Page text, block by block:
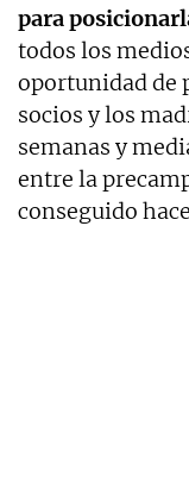
para
todos los
oportunidad de
socios y los
semanas y
entre la
conseguido